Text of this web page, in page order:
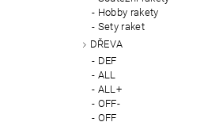
Hobby rakety
Sety raket
DŘEVA
DEF
ALL
ALL+
OFF-
OFF